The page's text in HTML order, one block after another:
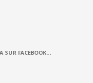
SUR FACEBOOK…